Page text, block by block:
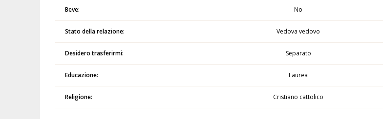
Beve: No
Stato della relazione: Vedova vedovo
Desidero trasferirmi: Separato
Educazione: Laurea
Religione: Cristiano cattolico